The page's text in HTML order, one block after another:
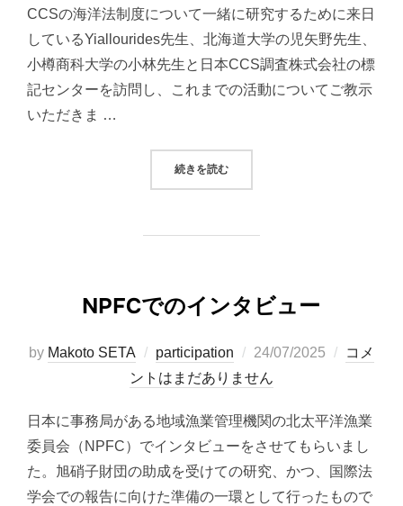
CCSの海洋法制度について一緒に研究するために来日
しているYiallourides先生、北海道大学の児矢野先生、
小樽商科大学の小林先生と日本CCS調査株式会社の標
記センターを訪問し、これまでの活動についてご教示
いただきま …
続きを読む“苫小牧CCS実証試験センターへの
NPFCでのインタビュー
by Makoto SETA participation
投
稿
24/07/2025
コメ
ントはまだありません
日本に事務局がある地域漁業管理機関の北太平洋漁業
委員会（NPFC）でインタビューをさせてもらいまし
た。旭硝子財団の助成を受けての研究、かつ、国際法
学会での報告に向けた準備の一環として行ったもので